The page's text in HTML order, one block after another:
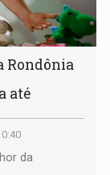
Rondônia
até
da